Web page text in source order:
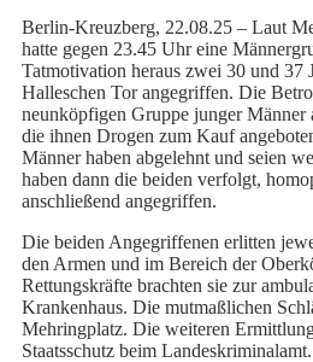
Berlin-Kreuzberg, 22.08.25 – Laut
hatte gegen 23.45 Uhr eine
Tatmotivation heraus zwei 30 und 37
Halleschen Tor angegriffen. Die
neunköpfigen Gruppe junger Männer
die ihnen Drogen zum Kauf
Männer haben abgelehnt und seien
haben dann die beiden verfolgt,
anschließend angegriffen.
Die beiden Angegriffenen erlitten
den Armen und im Bereich der
Rettungskräfte brachten sie zur
Krankenhaus. Die mutmaßlichen
Mehringplatz. Die weiteren
Staatsschutz beim Landeskriminalamt.